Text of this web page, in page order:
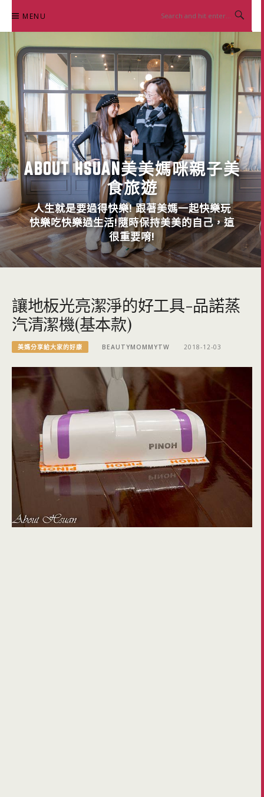
content
MENU
ABOUT HSUAN美美媽咪親子美
食旅遊
人生就是要過得快樂! 跟著美媽一起快樂玩
快樂吃快樂過生活!隨時保持美美的自己，這
很重要唷!
讓地板光亮潔淨的好工具-品諾蒸
汽清潔機(基本款)
美媽分享給大家的好康 BEAUTYMOMMYTW 2018-12-03